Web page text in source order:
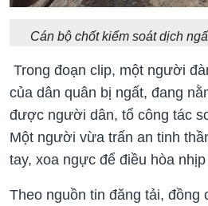
Cán bộ chốt kiểm soát dịch
Trong đoạn clip, một người
của dân quân bị ngất, đang
được người dân, tổ công tác
Một người vừa trấn an tinh
tay, xoa ngực để điều hòa
Theo nguồn tin đăng tải, đồng